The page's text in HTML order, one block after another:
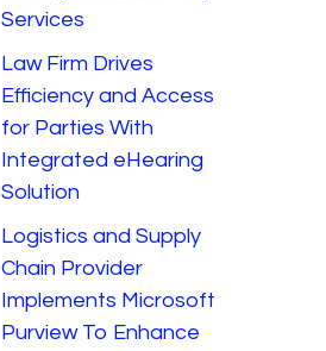
Services
Law Firm Drives
Efficiency and Access
for Parties With
Integrated eHearing
Solution
Logistics and Supply
Chain Provider
Implements Microsoft
Purview To Enhance